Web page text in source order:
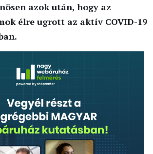
azok után, hogy az
élre ugrott az aktív COVID-19